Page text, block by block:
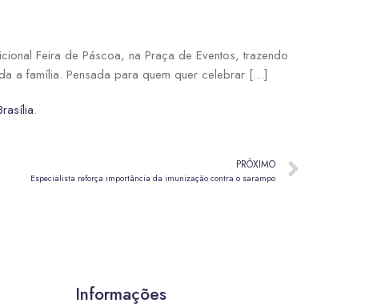
Feira de Páscoa, na Praça de Eventos, trazendo
a família. Pensada para quem quer celebrar […]
.
PRÓXIMO
Especialista reforça importância da imunização contra o sarampo
Informações